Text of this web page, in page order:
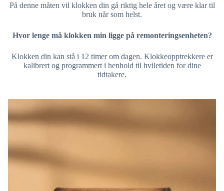
På denne måten vil klokken din gå riktig hele året og være klar til
bruk når som helst.
Hvor lenge må klokken min ligge på remonteringsenheten?
Klokken din kan stå i 12 timer om dagen. Klokkeopptrekkere er
kalibrert og programmert i henhold til hviletiden for dine
tidtakere.